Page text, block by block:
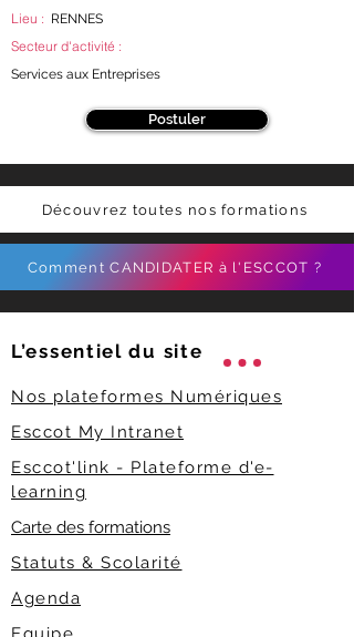
Lieu : RENNES
Secteur d'activité :
Services aux Entreprises
Postuler
Découvrez toutes nos formations
Comment CANDIDATER à l'ESCCOT ?
L’essentiel du site
Nos plateformes Numériques
Esccot My Intranet
Esccot'link - Plateforme d'e-
learning
Carte des formations
Statuts & Scolarité
Agenda